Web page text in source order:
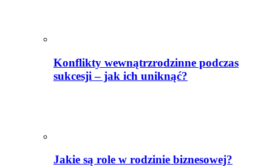
Konflikty wewnątrzrodzinne podczas
sukcesji – jak ich uniknąć?
Jakie są role w rodzinie biznesowej?